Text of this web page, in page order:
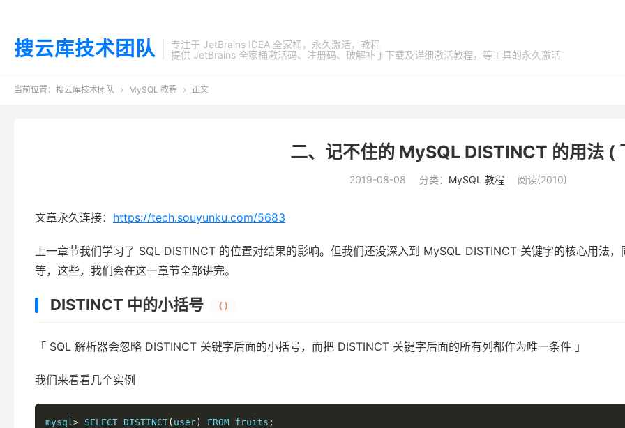
搜云库技术团队
专注于 JetBrains IDEA 全家桶，永久激活，教程
提供 JetBrains 全家桶激活码、注册码、破解补丁下载及详细激活教程，等工具的永久激活
当前位置： 搜云库技术团队  MySQL 教程  正文
二、记不住的 MySQL DISTINCT 的用法 (
2019-08-08 分类： MySQL 教程 阅读(2010)
文章永久连接： https://tech.souyunku.com/5683
上一章节我们学习了 SQL DISTINCT 的位置对结果的影响。但我们还没深入到 MySQL DISTINCT 关键字的核心用法
等，这些，我们会在这一章节全部讲完。
DISTINCT 中的小括号 ()
「 SQL 解析器会忽略 DISTINCT 关键字后面的小括号，而把 DISTINCT 关键字后面的所有列都作为唯一条件 」
我们来看看几个实例
mysql> SELECT DISTINCT( user ) FROM fruits ;